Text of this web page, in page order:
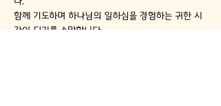
함께 기도하며 하나님의 일하심을 경험하는 귀한 시
간이 되기를 소망합니다.